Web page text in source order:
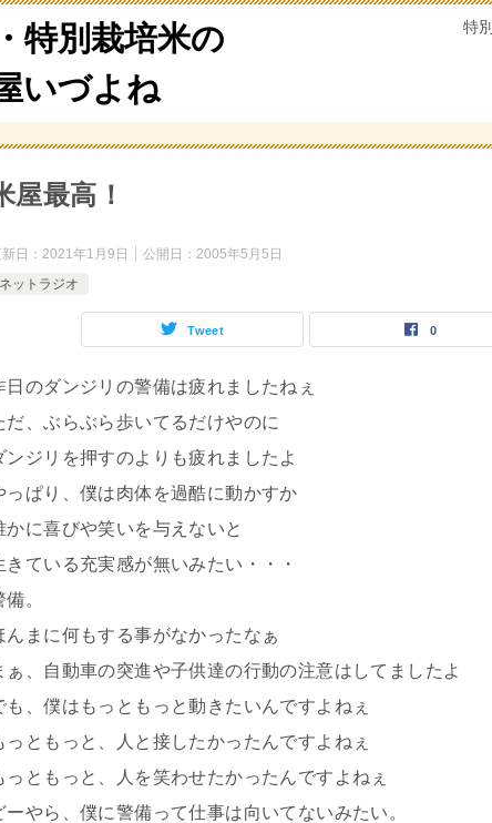
特別栽培米の
いづよね
特
屋最高！
日： 2021年1月9日 公開日： 2005年5月5日
ネットラジオ
Tweet 0
日のダンジリの警備は疲れましたねぇ
だ、ぶらぶら歩いてるだけやのに
ンジリを押すのよりも疲れましたよ
っぱり、僕は肉体を過酷に動かすか
かに喜びや笑いを与えないと
きている充実感が無いみたい・・・
備。
んまに何もする事がなかったなぁ
ぁ、自動車の突進や子供達の行動の注意はしてましたよ
も、僕はもっともっと動きたいんですよねぇ
っともっと、人と接したかったんですよねぇ
っともっと、人を笑わせたかったんですよねぇ
ーやら、僕に警備って仕事は向いてないみたい。